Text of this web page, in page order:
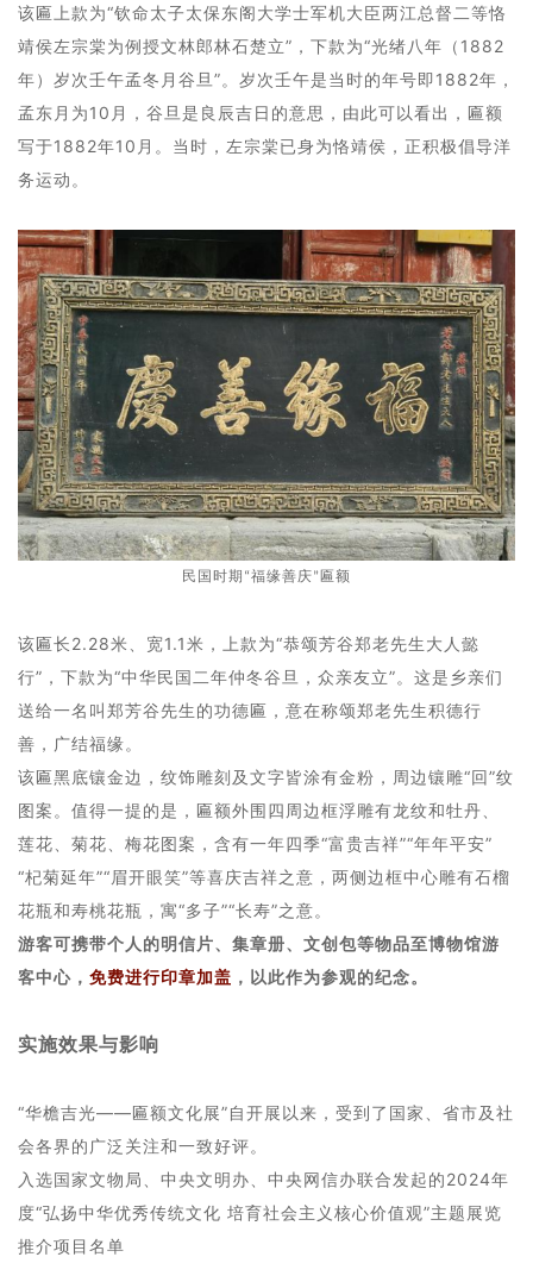
该匾上款为“钦命太子太保东阁大学士军机大臣两江总督二等恪
靖侯左宗棠为例授文林郎林石楚立”，下款为“光绪八年（1882
年）岁次壬午孟冬月谷旦”。岁次壬午是当时的年号即1882年，
孟东月为10月，谷旦是良辰吉日的意思，由此可以看出，匾额
写于1882年10月。当时，左宗棠已身为恪靖侯，正积极倡导洋
务运动。
民国时期“福缘善庆”匾额
该匾长2.28米、宽1.1米，上款为“恭颂芳谷郑老先生大人懿
行”，下款为“中华民国二年仲冬谷旦，众亲友立”。这是乡亲们
送给一名叫郑芳谷先生的功德匾，意在称颂郑老先生积德行
善，广结福缘。
该匾黑底镶金边，纹饰雕刻及文字皆涂有金粉，周边镶雕“回”纹
图案。值得一提的是，匾额外围四周边框浮雕有龙纹和牡丹、
莲花、菊花、梅花图案，含有一年四季“富贵吉祥”“年年平安”
“杞菊延年”“眉开眼笑”等喜庆吉祥之意，两侧边框中心雕有石榴
花瓶和寿桃花瓶，寓“多子”“长寿”之意。
游客可携带个人的明信片、集章册、文创包等物品至博物馆游
客中心， 免费进行印章加盖 ，以此作为参观的纪念。
实施效果与影响
“华檐吉光——匾额文化展”自开展以来，受到了国家、省市及社
会各界的广泛关注和一致好评。
入选国家文物局、中央文明办、中央网信办联合发起的2024年
度“弘扬中华优秀传统文化 培育社会主义核心价值观”主题展览
推介项目名单